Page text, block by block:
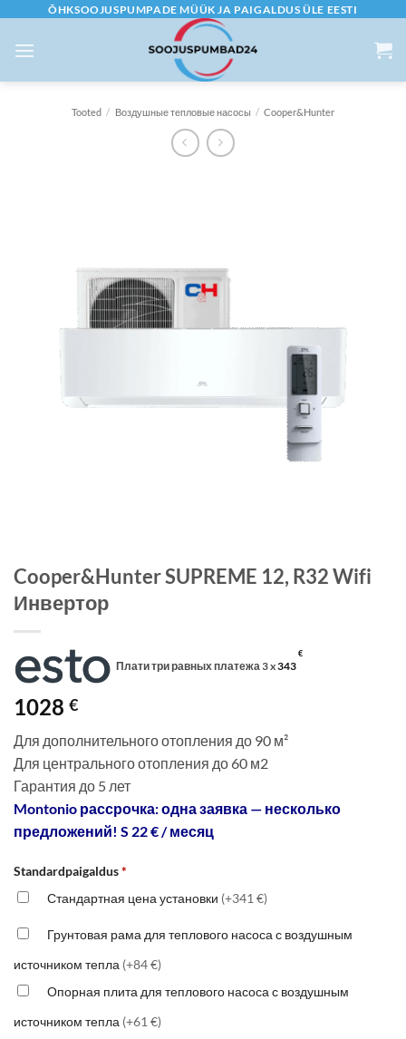
content
ÕHKSOOJUSPUMPADE MÜÜK JA PAIGALDUS ÜLE EESTI
Tooted / Воздушные тепловые насосы / Cooper&Hunter
Cooper&Hunter SUPREME 12, R32 Wifi
Инвертор
Плати три равных платежа 3 x343
€
1028 €
Для дополнительного отопления до 90 м²
Для центрального отопления до 60 м2
Гарантия до 5 лет
Montonio рассрочка: одна заявка — несколько
предложений! S 22 € / месяц
Standardpaigaldus*
Стандартная цена установки (+341 €)
Грунтовая рама для теплового насоса с воздушным
источником тепла (+84 €)
Опорная плита для теплового насоса с воздушным
источником тепла (+61 €)